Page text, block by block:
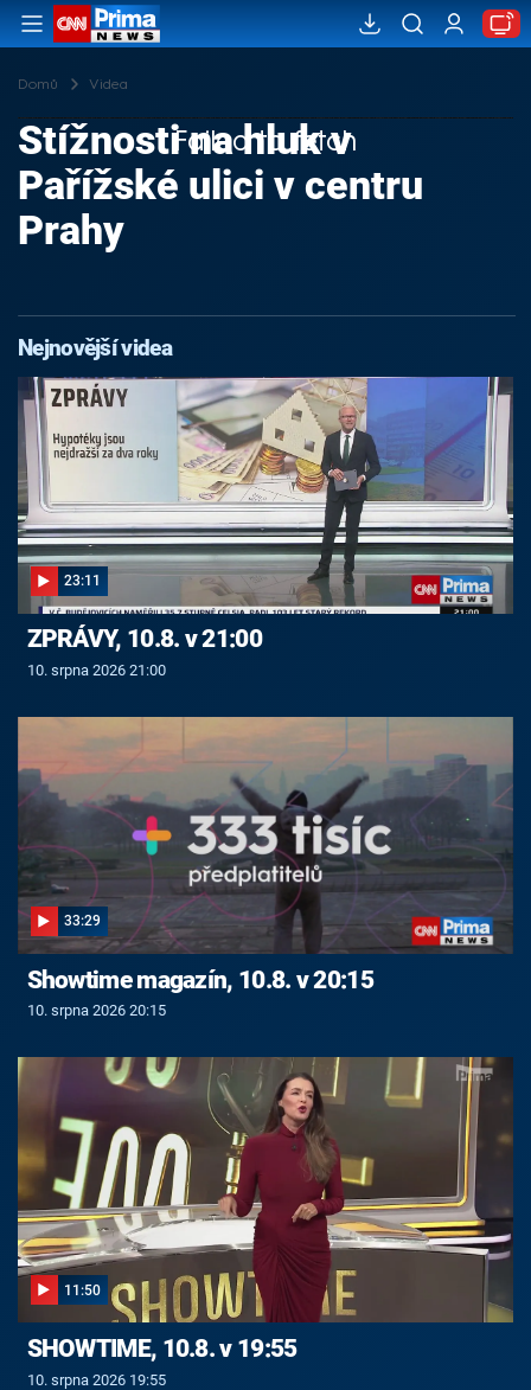
Domů Videa
Failed to fetch
Stížnosti na hluk v
Pařížské ulici v centru
Prahy
Nejnovější videa
23:11
ZPRÁVY, 10.8. v 21:00
10. srpna 2026 21:00
33:29
Showtime magazín, 10.8. v 20:15
10. srpna 2026 20:15
11:50
SHOWTIME, 10.8. v 19:55
10. srpna 2026 19:55